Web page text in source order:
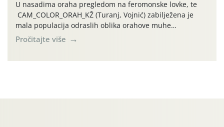
U nasadima oraha pregledom na feromonske lovke, te
CAM_COLOR_ORAH_KŽ (Turanj, Vojnić) zabilježena je
mala populacija odraslih oblika orahove muhe
(Rhagoletis completa). Niska brojnost može se objasniti
činjenicom da je riječ o mladim nasadima s vrlo malim
Pročitajte više